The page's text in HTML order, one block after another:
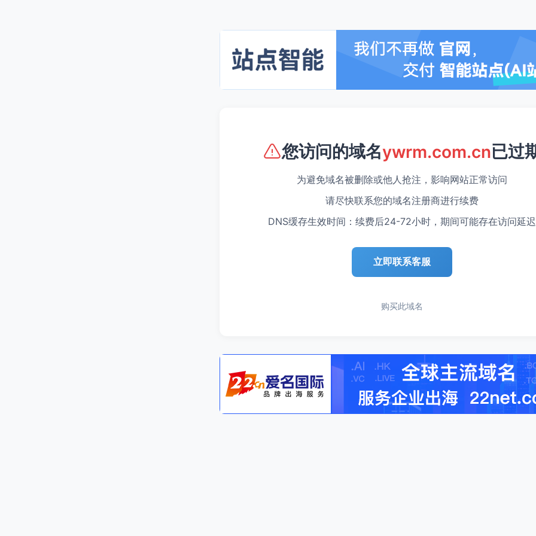
您访问的域名ywrm.com.cn已过
为避免域名被删除或他人抢注，影响网站正常访问
请尽快联系您的域名注册商进行续费
DNS缓存生效时间：续费后24-72小时，期间可能存在访问延迟
立即联系客服
购买此域名